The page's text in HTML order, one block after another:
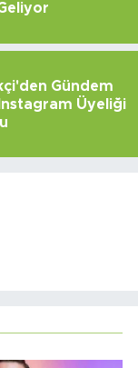
Gündem
Üyeliği